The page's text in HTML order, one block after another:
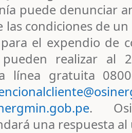
puede denunciar
las condiciones de
el expendio de
realizar al
línea gratuita
.
una respuesta